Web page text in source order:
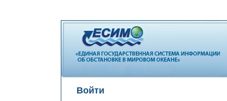
Войти